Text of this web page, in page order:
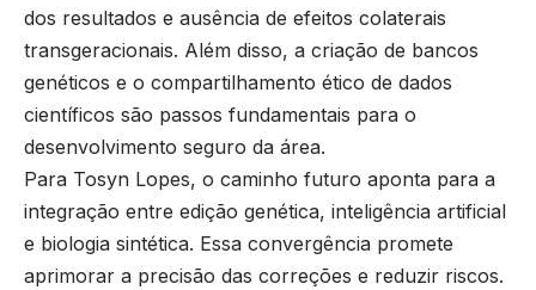
dos resultados e ausência de efeitos colaterais
transgeracionais. Além disso, a criação de bancos
genéticos e o compartilhamento ético de dados
científicos são passos fundamentais para o
desenvolvimento seguro da área.
Para Tosyn Lopes, o caminho futuro aponta para a
integração entre edição genética, inteligência artificial
e biologia sintética. Essa convergência promete
aprimorar a precisão das correções e reduzir riscos.